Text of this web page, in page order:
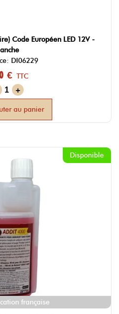
Code Européen LED 12V -
DI06229
€ TTC
+
au panier
française
Disponible